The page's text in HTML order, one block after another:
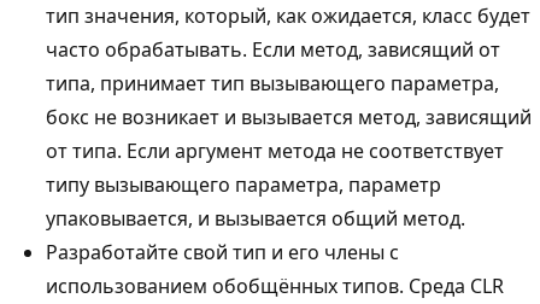
тип значения, который, как ожидается, класс будет
часто обрабатывать. Если метод, зависящий от
типа, принимает тип вызывающего параметра,
бокс не возникает и вызывается метод, зависящий
от типа. Если аргумент метода не соответствует
типу вызывающего параметра, параметр
упаковывается, и вызывается общий метод.
Разработайте свой тип и его члены с
использованием обобщённых типов. Среда CLR